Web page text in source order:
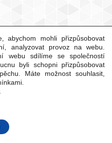
abychom mohli přizpůsobovat
analyzovat provoz na webu.
webu sdílíme se společností
byli schopni přizpůsobovat
Máte možnost souhlasit,